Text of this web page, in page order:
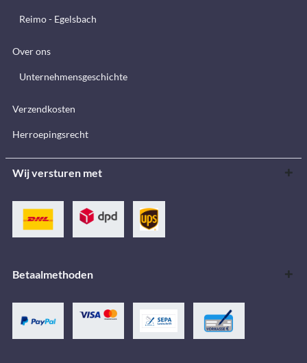
Reimo - Egelsbach
Over ons
Unternehmensgeschichte
Verzendkosten
Herroepingsrecht
Wij versturen met
Betaalmethoden